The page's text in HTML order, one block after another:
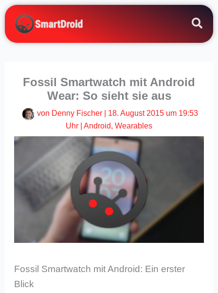
Zum
Inhalt
springen
Fossil Smartwatch mit Android
Wear: So sieht sie aus
von Denny Fischer
18. August 2015 um 19:53
Uhr
Android, Wearables
Fossil Smartwatch mit Android: Ein erster
Blick